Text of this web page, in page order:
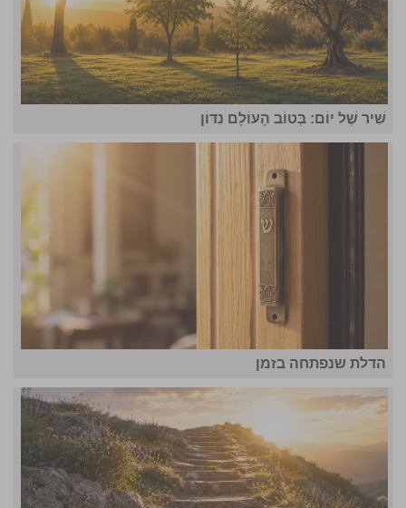
שִׁיר שֶׁל יוֹם: בְּטוֹב הָעוֹלָם נִדּוֹן
הדלת שנפתחה בזמן